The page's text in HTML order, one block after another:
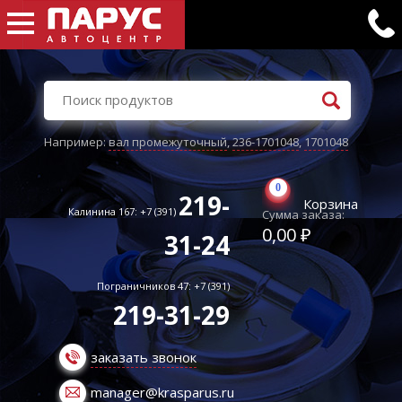
Например:вал промежуточный,236-1701048,1701048
Калинина 167: +7 (391) 219-
31-24
Пограничников 47: +7 (391)
219-31-29
заказать звонок
manager@krasparus.ru
0
Корзина
Сумма заказа:
0,00 ₽